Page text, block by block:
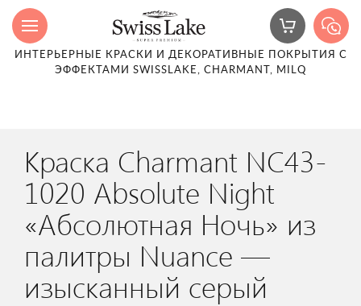
ИНТЕРЬЕРНЫЕ КРАСКИ И ДЕКОРАТИВНЫЕ ПОКРЫТИЯ С
ЭФФЕКТАМИ SWISSLAKE, CHARMANT, MILQ
Краска Charmant NC43-
1020 Absolute Night
«Абсолютная Ночь» из
палитры Nuance —
изысканный серый